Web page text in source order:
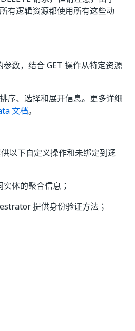
有逻辑资源都使用所有这些动
数，结合 GET 操作从特定资源
序、选择和展开信息。更多详细
文档。
以下自定义操作和未绑定到逻
体的聚合信息；
提供身份验证方法；